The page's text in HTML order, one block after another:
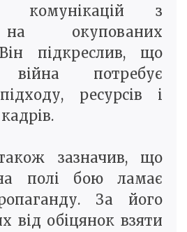
комунікацій з
окупованих
підкреслив, що
війна потребує
ресурсів і
зазначив, що
на полі бою ламає
За його
від обіцянок взяти